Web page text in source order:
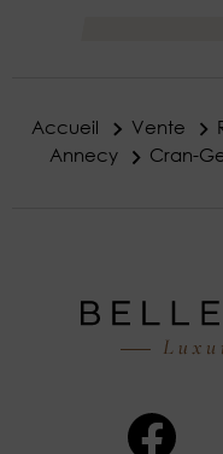
Accueil Vente
Annecy
Cran-